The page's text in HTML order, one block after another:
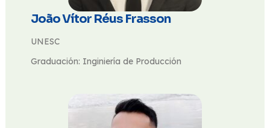
João Vítor Réus Frasson
UNESC
Graduación: Inginiería de Producción